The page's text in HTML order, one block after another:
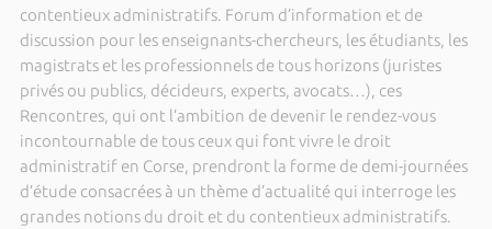
contentieux administratifs. Forum d’information et de
discussion pour les enseignants-chercheurs, les étudiants, les
magistrats et les professionnels de tous horizons (juristes
privés ou publics, décideurs, experts, avocats…), ces
Rencontres, qui ont l’ambition de devenir le rendez-vous
incontournable de tous ceux qui font vivre le droit
administratif en Corse, prendront la forme de demi-journées
d’étude consacrées à un thème d’actualité qui interroge les
grandes notions du droit et du contentieux administratifs.